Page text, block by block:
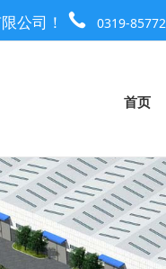
公司！ 0319-
首页